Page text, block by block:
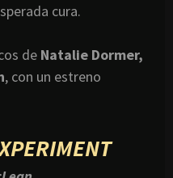
cura.
de Natalie Dormer,
, con un estreno